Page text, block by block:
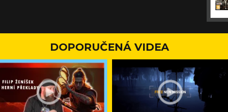
DOPORUČENÁ VIDEA